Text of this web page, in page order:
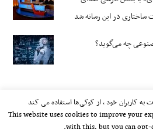
ساختاری در این رسانه شد
چه می‌گوید؟
به کاربران خود ، از کوکی‌ها استفاده می کند
This website uses cookies to improve your